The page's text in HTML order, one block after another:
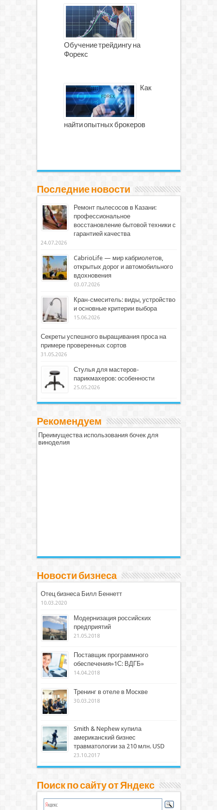
Обучение трейдингу на
Форекс
Как
найти опытных брокеров
Последние новости
Ремонт пылесосов в Казани:
профессиональное
восстановление бытовой техники с
гарантией качества
24.07.2026
CabrioLife — мир кабриолетов,
открытых дорог и автомобильного
вдохновения
03.07.2026
Кран-смеситель: виды, устройство
и основные критерии выбора
15.06.2026
Секреты успешного выращивания проса на
примере проверенных сортов
31.05.2026
Стулья для мастеров-
парикмахеров: особенности
25.05.2026
Рекомендуем
Преимущества использования бочек для
виноделия
Новости бизнеса
Отец бизнеса Билл Беннетт
10.03.2020
Модернизация российских
предприятий
21.05.2018
Поставщик программного
обеспечения»1С: ВДГБ»
14.04.2018
Тренинг в отеле в Москве
30.03.2018
Smith & Nephew купила
американский бизнес
травматологии за 210 млн. USD
23.10.2017
Поиск по сайту от Яндекс